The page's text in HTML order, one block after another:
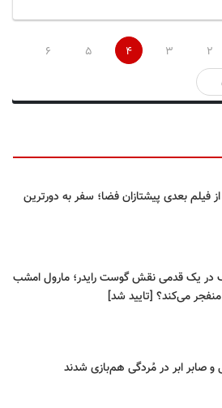
2
3
4
5
6
فیلم بعدی پیشتازان فضا؛ سفر به دورترین
در یک قدمی نقش گوست رایدر؛ مارول امشب
می‌کند؟ [تایید شد]
و صابر ابر در مُردگی هم‌بازی شدند